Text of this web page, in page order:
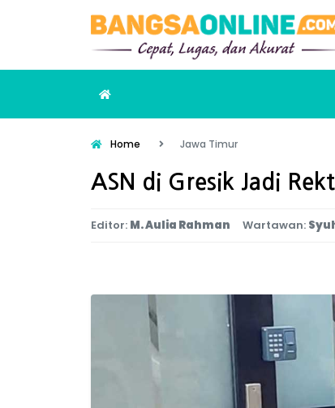
Home Jawa Timur
ASN di Gresik Jadi
Editor: M. Aulia Rahman Wartawan: